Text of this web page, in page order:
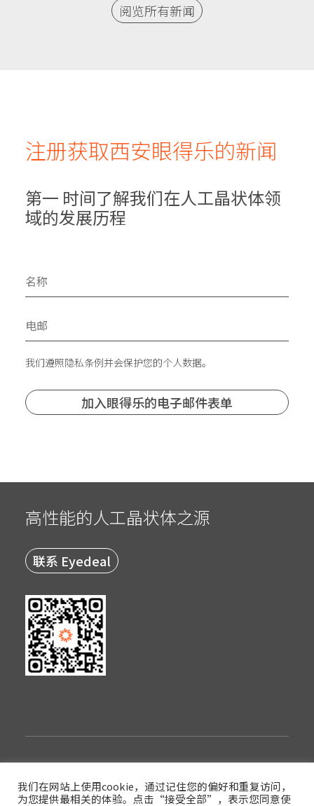
阅览所有新闻
注册获取西安眼得乐的新闻
第一 时间了解我们在人工晶状体领
域的发展历程
我们遵照隐私条例并会保护您的个人数据。
高性能的人工晶状体之源
联系 Eyedeal
我们在网站上使用cookie，通过记住您的偏好和重复访问，
为您提供最相关的体验。点击“接受全部”，表示您同意使